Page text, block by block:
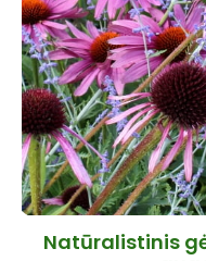
Natūralistinis